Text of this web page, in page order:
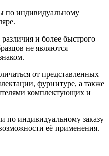
по индивидуальному
и более быстрого
не являются
от представленных
фурнитуре, а также
комплектующих и
по индивидуальному заказу
её применения.